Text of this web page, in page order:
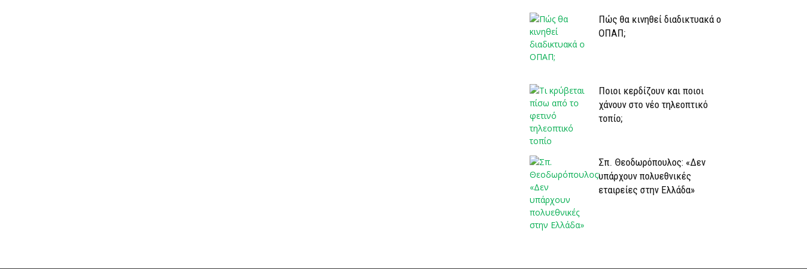
Πώς θα κινηθεί διαδικτυακά ο
ΟΠΑΠ;
Ποιοι κερδίζουν και ποιοι
χάνουν στο νέο τηλεοπτικό
τοπίο;
Σπ. Θεοδωρόπουλος: «Δεν
υπάρχουν πολυεθνικές
εταιρείες στην Ελλάδα»